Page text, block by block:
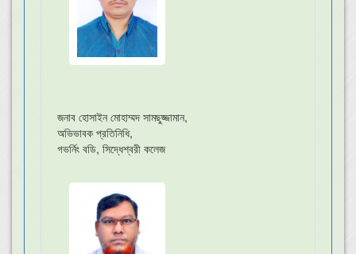
জনাব হোসাইন মোহাম্মদ সামছুজ্জামান,
অভিভাবক প্রতিনিধি,
গভর্নিং বডি, সিদ্ধেশ্বরী কলেজ